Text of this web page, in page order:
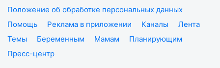
Положение об обработке персональных данных
Помощь
Реклама в приложении Каналы
Лента
Темы
Беременным Мамам
Планирующим
Пресс-центр